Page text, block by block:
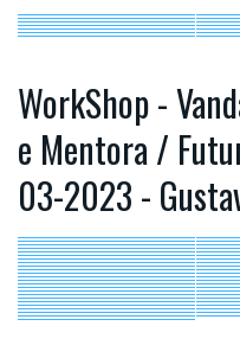
WorkShop -
e Mentora /
03-2023 -